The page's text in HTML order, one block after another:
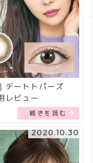
デートトパーズ
レビュー
続きを読む
2020.10.30